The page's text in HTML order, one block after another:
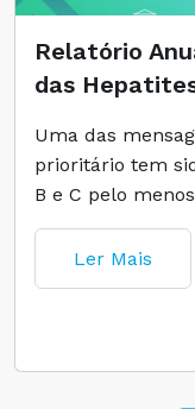
Relatório
das
Uma das
prioritário tem
B e C pelo
Ler Mais